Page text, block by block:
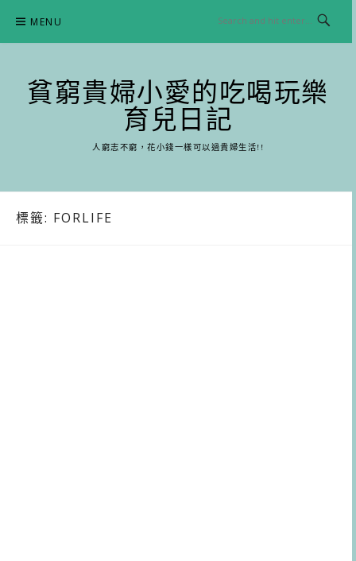
content
MENU
貧窮貴婦小愛的吃喝玩樂
育兒日記
人窮志不窮，花小錢一樣可以過貴婦生活!!
標籤: FORLIFE